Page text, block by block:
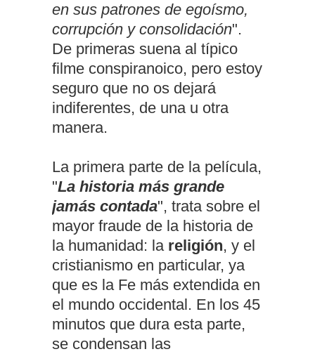
en sus patrones de egoísmo,
corrupción y consolidación".
De primeras suena al típico
filme conspiranoico, pero estoy
seguro que no os dejará
indiferentes, de una u otra
manera.
La primera parte de la película,
"La historia más grande
jamás contada", trata sobre el
mayor fraude de la historia de
la humanidad: la religión, y el
cristianismo en particular, ya
que es la Fe más extendida en
el mundo occidental. En los 45
minutos que dura esta parte,
se condensan las